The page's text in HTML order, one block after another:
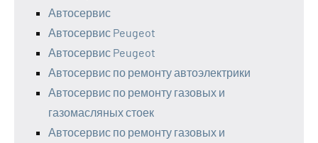
Автосервис
Автосервис Peugeot
Автосервис Peugeot
Автосервис по ремонту автоэлектрики
Автосервис по ремонту газовых и
газомасляных стоек
Автосервис по ремонту газовых и